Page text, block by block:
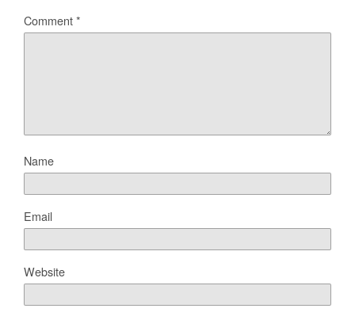
Comment*
Name
Email
Website